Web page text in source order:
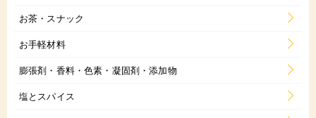
お茶・スナック
お手軽材料
膨張剤・香料・色素・凝固剤・添加物
塩とスパイス